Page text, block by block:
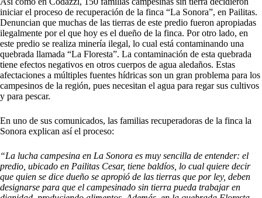
iniciar el proceso de recuperación de la finca “La Sonora”, en Pailitas.
Denuncian que muchas de las tierras de este predio fueron apropiadas
ilegalmente por el que hoy es el dueño de la finca. Por otro lado, en
este predio se realiza minería ilegal, lo cual está contaminando una
quebrada llamada “La Floresta”. La contaminación de esta quebrada
tiene efectos negativos en otros cuerpos de agua aledaños. Estas
afectaciones a múltiples fuentes hídricas son un gran problema para los
campesinos de la región, pues necesitan el agua para regar sus cultivos
y para pescar.
En uno de sus comunicados, las familias recuperadoras de la finca la
Sonora explican así el proceso:
“La lucha campesina en La Sonora es muy sencilla de entender: el
predio, ubicado en Pailitas Cesar, tiene baldíos, lo cual quiere decir
que quien se dice dueño se apropió de las tierras que por ley, deben
designarse para que el campesinado sin tierra pueda trabajar en